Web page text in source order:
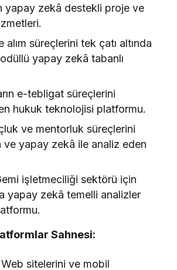
yapay zekâ destekli proje ve
alım süreçlerini tek çatı altında
yapay zekâ tabanlı
e-tebligat süreçlerini
hukuk teknolojisi platformu.
ve mentorluk süreçlerini
ve yapay zekâ ile analiz eden
işletmeciliği sektörü için
yapay zekâ temelli analizler
Sahnesi:
Web sitelerini ve mobil